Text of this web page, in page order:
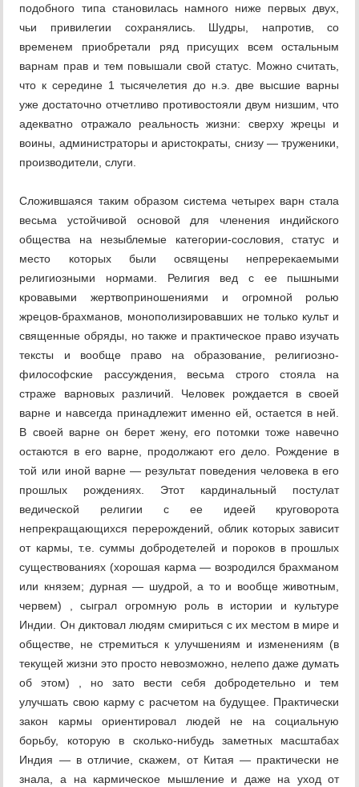
подобного типа становилась намного ниже первых двух,
чьи привилегии сохранялись. Шудры, напротив, со
временем приобретали ряд присущих всем остальным
варнам прав и тем повышали свой статус. Можно считать,
что к середине 1 тысячелетия до н.э. две высшие варны
уже достаточно отчетливо противостояли двум низшим, что
адекватно отражало реальность жизни: сверху жрецы и
воины, администраторы и аристократы, снизу — труженики,
производители, слуги.
Сложившаяся таким образом система четырех варн стала
весьма устойчивой основой для членения индийского
общества на незыблемые категории-сословия, статус и
место которых были освящены непререкаемыми
религиозными нормами. Религия вед с ее пышными
кровавыми жертвоприношениями и огромной ролью
жрецов-брахманов, монополизировавших не только культ и
священные обряды, но также и практическое право изучать
тексты и вообще право на образование, религиозно-
философские рассуждения, весьма строго стояла на
страже варновых различий. Человек рождается в своей
варне и навсегда принадлежит именно ей, остается в ней.
В своей варне он берет жену, его потомки тоже навечно
остаются в его варне, продолжают его дело. Рождение в
той или иной варне — результат поведения человека в его
прошлых рождениях. Этот кардинальный постулат
ведической религии с ее идеей круговорота
непрекращающихся перерождений, облик которых зависит
от кармы, т.е. суммы добродетелей и пороков в прошлых
существованиях (хорошая карма — возродился брахманом
или князем; дурная — шудрой, а то и вообще животным,
червем) , сыграл огромную роль в истории и культуре
Индии. Он диктовал людям смириться с их местом в мире и
обществе, не стремиться к улучшениям и изменениям (в
текущей жизни это просто невозможно, нелепо даже думать
об этом) , но зато вести себя добродетельно и тем
улучшать свою карму с расчетом на будущее. Практически
закон кармы ориентировал людей не на социальную
борьбу, которую в сколько-нибудь заметных масштабах
Индия — в отличие, скажем, от Китая — практически не
знала, а на кармическое мышление и даже на уход от